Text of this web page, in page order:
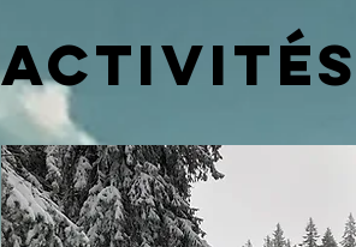
activités